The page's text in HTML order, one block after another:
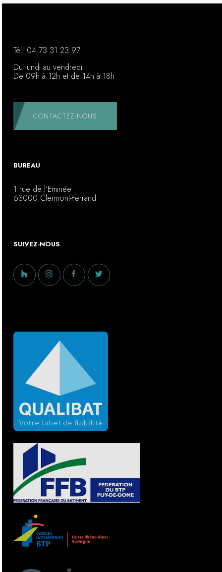
Tél: 04 73 31 23 97
Du lundi au vendredi
De 09h à 12h et de 14h à 18h
CONTACTEZ-NOUS
BUREAU
1 rue de l'Eminée
63000 Clermont-Ferrand
SUIVEZ-NOUS